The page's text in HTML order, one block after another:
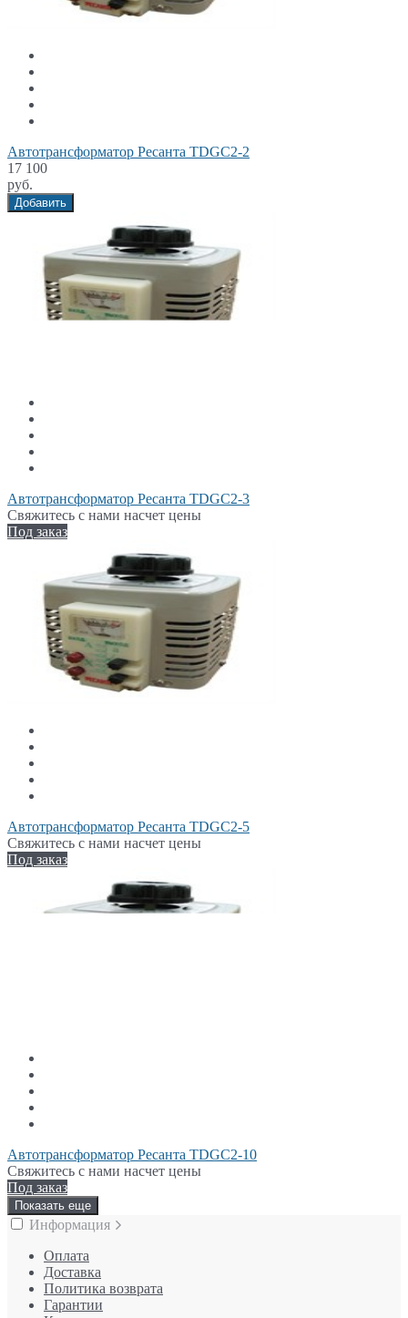
Автотрансформатор Ресанта TDGC2-2
17 100
руб.
Добавить
Автотрансформатор Ресанта TDGC2-3
Свяжитесь с нами насчет цены
Под заказ
Автотрансформатор Ресанта TDGC2-5
Свяжитесь с нами насчет цены
Под заказ
Автотрансформатор Ресанта TDGC2-10
Свяжитесь с нами насчет цены
Под заказ
Показать еще
Информация
Оплата
Доставка
Политика возврата
Гарантии